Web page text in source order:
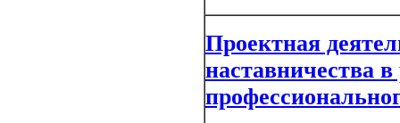
Проектная
наставничества